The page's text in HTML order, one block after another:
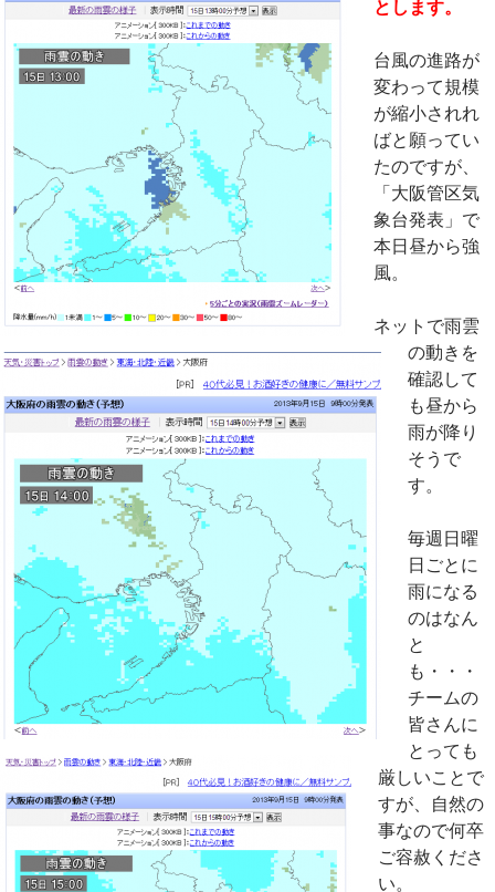
とします。
台風の進路が
変わって規模
が縮小されれ
ばと願ってい
たのですが、
「大阪管区気
象台発表」で
本日昼から強
風。
ネットで雨雲
の動きを
確認して
も昼から
雨が降り
そうで
す。
毎週日曜
日ごとに
雨になる
のはなん
と
も・・・
チームの
皆さんに
とっても
厳しいことで
すが、自然の
事なので何卒
ご容赦くださ
い。